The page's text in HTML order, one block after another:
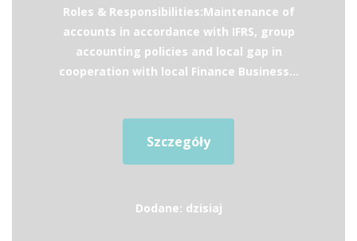
Roles & Responsibilities:Maintenance of
accounts in accordance with IFRS, group
accounting policies and local gap in
cooperation with local Finance Business...
Szczegóły
Dodane: dzisiaj